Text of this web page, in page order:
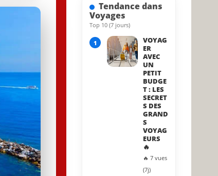
21 March 2022
Tendance dans
Voyages
Top 10 (7 jours)
1
VOYAG
ER
AVEC
UN
PETIT
BUDGE
T : LES
SECRET
S DES
GRAND
S
VOYAG
EURS
🔥
🔥 7 vues
(7j)